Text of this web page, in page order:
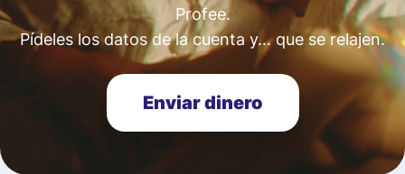
Profee.
Pídeles los datos de la cuenta y… que se relajen.
Enviar dinero